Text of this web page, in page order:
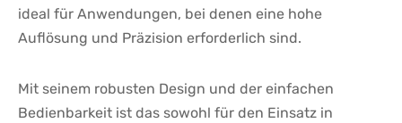
ideal für Anwendungen, bei denen eine hohe
Auflösung und Präzision erforderlich sind.
Mit seinem robusten⁣ Design und der einfachen
Bedienbarkeit ist das sowohl für den ⁢Einsatz in⁣